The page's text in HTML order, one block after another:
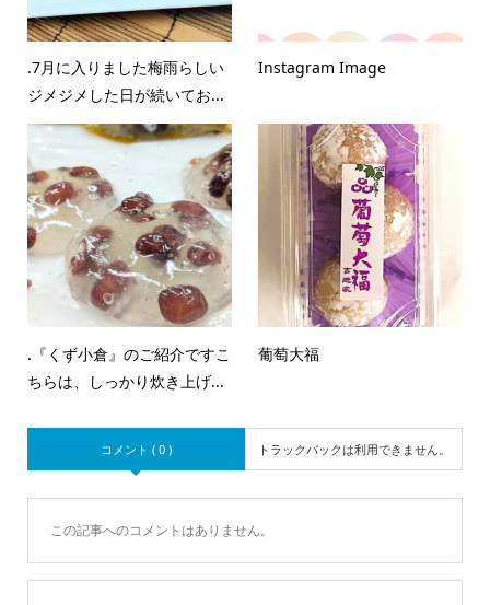
.7月に入りました梅雨らしい
ジメジメした日が続いてお...
Instagram Image
.『くず小倉』のご紹介ですこ
ちらは、しっかり炊き上げ...
葡萄大福
コメント ( 0 ) トラックバックは利用できません。
この記事へのコメントはありません。